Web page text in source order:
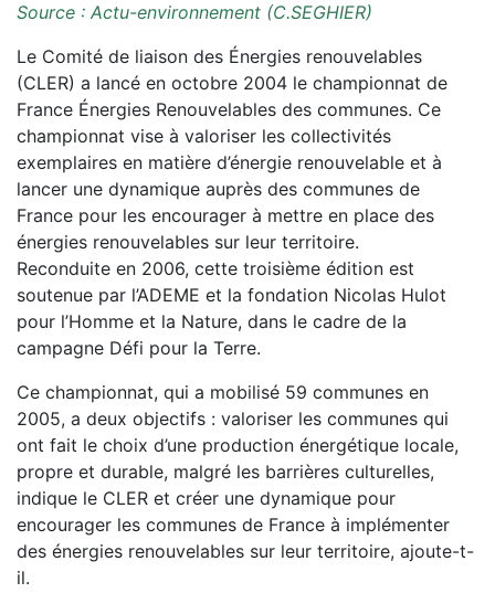
Source : Actu-environnement (C.SEGHIER)
Le Comité de liaison des Énergies renouvelables
(CLER) a lancé en octobre 2004 le championnat de
France Énergies Renouvelables des communes. Ce
championnat vise à valoriser les collectivités
exemplaires en matière d’énergie renouvelable et à
lancer une dynamique auprès des communes de
France pour les encourager à mettre en place des
énergies renouvelables sur leur territoire.
Reconduite en 2006, cette troisième édition est
soutenue par l’ADEME et la fondation Nicolas Hulot
pour l’Homme et la Nature, dans le cadre de la
campagne Défi pour la Terre.
Ce championnat, qui a mobilisé 59 communes en
2005, a deux objectifs : valoriser les communes qui
ont fait le choix d’une production énergétique locale,
propre et durable, malgré les barrières culturelles,
indique le CLER et créer une dynamique pour
encourager les communes de France à implémenter
des énergies renouvelables sur leur territoire, ajoute-t-
il.